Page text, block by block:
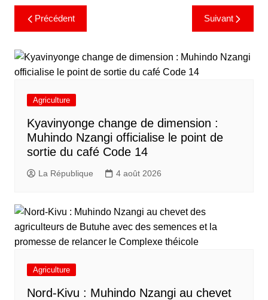
Précédent Suivant
Agriculture
Kyavinyonge change de dimension :
Muhindo Nzangi officialise le point de
sortie du café Code 14
La République 4 août 2026
Agriculture
Nord-Kivu : Muhindo Nzangi au chevet